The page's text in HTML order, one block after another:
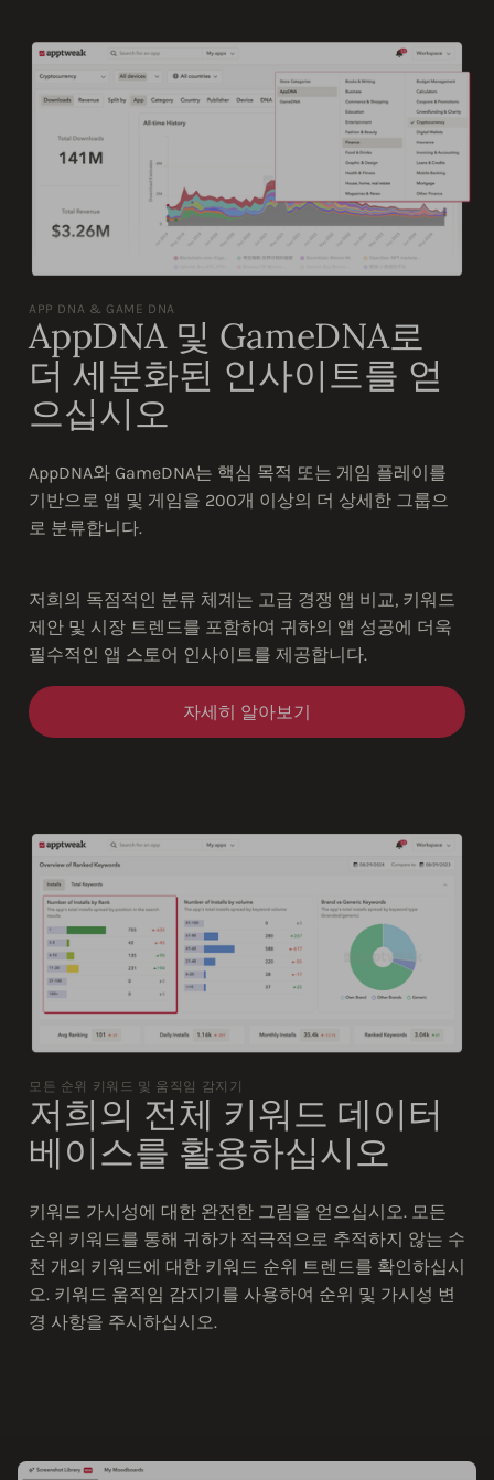
APP DNA & GAME DNA
AppDNA 및 GameDNA로
더 세분화된 인사이트를 얻
으십시오
AppDNA와 GameDNA는 핵심 목적 또는 게임 플레이를
기반으로 앱 및 게임을 200개 이상의 더 상세한 그룹으
로 분류합니다.
저희의 독점적인 분류 체계는 고급 경쟁 앱 비교, 키워드
제안 및 시장 트렌드를 포함하여 귀하의 앱 성공에 더욱
필수적인 앱 스토어 인사이트를 제공합니다.
자세히 알아보기
모든 순위 키워드 및 움직임 감지기
저희의 전체 키워드 데이터
베이스를 활용하십시오
키워드 가시성에 대한 완전한 그림을 얻으십시오. 모든
순위 키워드를 통해 귀하가 적극적으로 추적하지 않는 수
천 개의 키워드에 대한 키워드 순위 트렌드를 확인하십시
오. 키워드 움직임 감지기를 사용하여 순위 및 가시성 변
경 사항을 주시하십시오.